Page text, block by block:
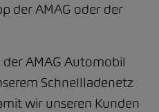
der AMAG oder der
der AMAG Automobil
Schnellladenetz
wir unseren Kunden